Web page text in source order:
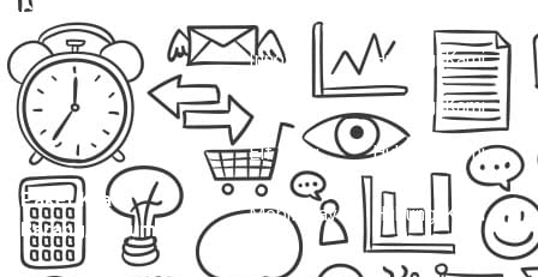
Charter Mobil Drop Off
Innova Hubungi Kami
Hiace Hubungi Kami
Elf Long Hubungi Kami
Paket Kilat
Barang/Dokumen
Mobil Travel Hubungi Kami